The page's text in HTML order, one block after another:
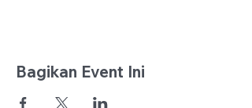
Bagikan Event Ini